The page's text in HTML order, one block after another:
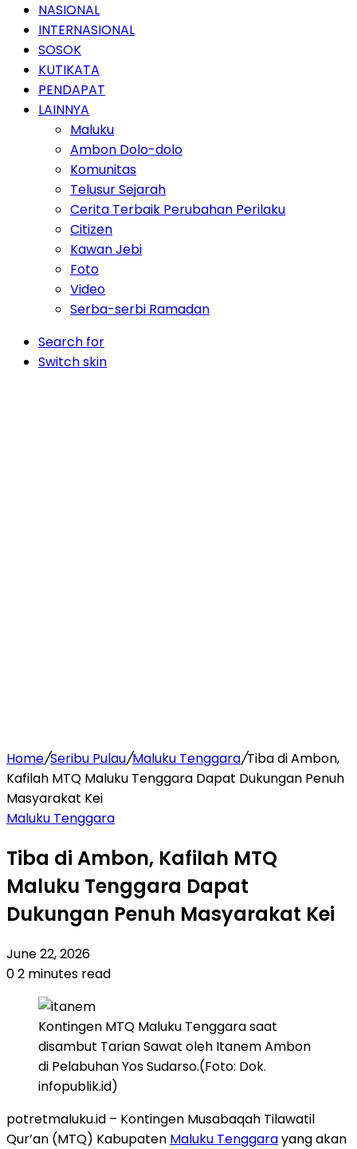
NASIONAL
INTERNASIONAL
SOSOK
KUTIKATA
PENDAPAT
LAINNYA
Maluku
Ambon Dolo-dolo
Komunitas
Telusur Sejarah
Cerita Terbaik Perubahan Perilaku
Citizen
Kawan Jebi
Foto
Video
Serba-serbi Ramadan
Search for
Switch skin
Home/Seribu Pulau/Maluku Tenggara/Tiba di Ambon,
Kafilah MTQ Maluku Tenggara Dapat Dukungan Penuh
Masyarakat Kei
Maluku Tenggara
Tiba di Ambon, Kafilah MTQ
Maluku Tenggara Dapat
Dukungan Penuh Masyarakat Kei
June 22, 2026
02 minutes read
Kontingen MTQ Maluku Tenggara saat
disambut Tarian Sawat oleh Itanem Ambon
di Pelabuhan Yos Sudarso.(Foto: Dok.
infopublik.id)
potretmaluku.id – Kontingen Musabaqah Tilawatil
Qur’an (MTQ) Kabupaten Maluku Tenggarayang akan